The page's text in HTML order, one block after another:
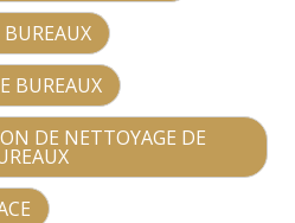
BUREAUX
DE NETTOYAGE DE